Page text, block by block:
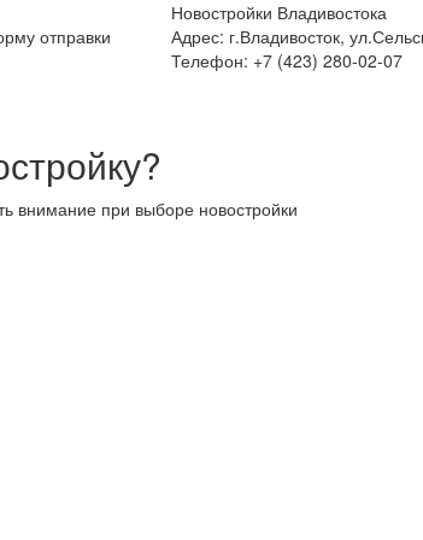
отправки
Новостройки Владивостока
Адрес: г.Владивосток,
Телефон: +7 (423) 280-02-07
внимание при выборе новостройки